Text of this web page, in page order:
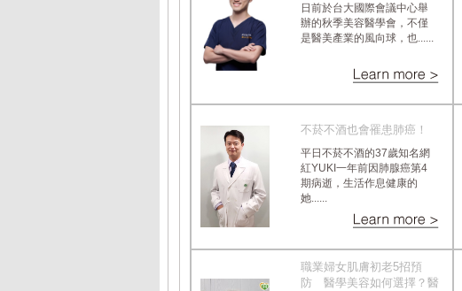
日前於台大國際會議中心舉
辦的秋季美容醫學會，不僅
是醫美產業的風向球，也......
不菸不酒也會罹患肺癌！
平日不菸不酒的37歲知名網
紅YUKI一年前因肺腺癌第4
期病逝，生活作息健康的
她......
職業婦女肌膚初老5招預
防 醫學美容如何選擇？醫